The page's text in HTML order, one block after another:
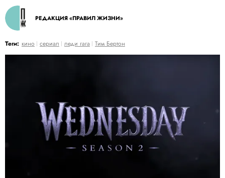
РЕДАКЦИЯ «ПРАВИЛ ЖИЗНИ»
Теги: кино сериал леди гага Тим Бертон